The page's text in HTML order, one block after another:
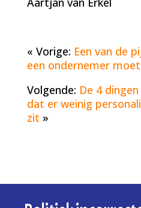
« Vorige: Een van de
een ondernemer
Volgende: De 4
dat er weinig
zit »